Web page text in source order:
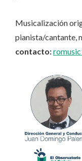
Musicalización
pianista/cantante,
contacto: